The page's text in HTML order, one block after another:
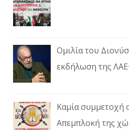
Ομιλία του
εκδήλωση της
Καμία συμμετοχή
Απεμπλοκή της